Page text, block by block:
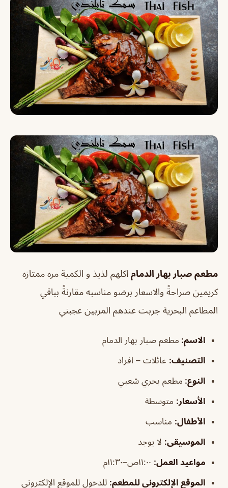
مطعم صبار بهار الدمام اكلهم لذيذ و الكمية مره ممتازه
كريمين صراحةً والاسعار برضو مناسبه مقارنةً بباقي
المطاعم البحرية جربت عندهم المربين عجبني
الاسم: مطعم صبار بهار الدمام
التصنيف: عائلات – افراد
النوع: مطعم بحري شعبي
الأسعار: متوسطة
الأطفال: مناسب
الموسيقى: لا يوجد
مواعيد العمل:
الموقع الإلكتروني للمطعم: للدخول للموقع الإلكتروني